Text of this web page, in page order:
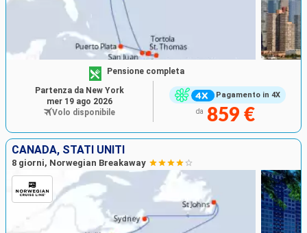
Pagamento in 4X
Pensione completa
da 859 €
Partenza da New York
mer 19 ago 2026
Volo disponibile
CANADA, STATI UNITI
8 giorni, Norwegian Breakaway